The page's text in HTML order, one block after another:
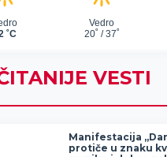
VESTI
Manifestacija
protiče u znaku